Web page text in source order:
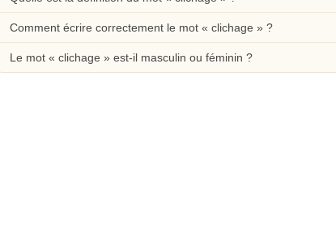
Comment écrire correctement le mot « clichage » ?
Le mot « clichage » est-il masculin ou féminin ?